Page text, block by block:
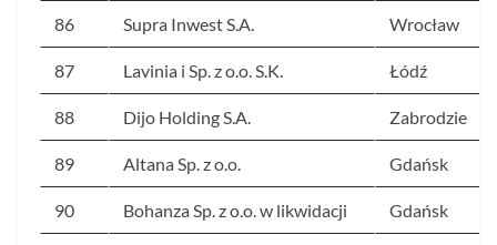
86 Supra Inwest S.A. Wrocław
87 Lavinia i Sp. z o.o. S.K. Łódź
88 Dijo Holding S.A. Zabrodzie
89 Altana Sp. z o.o. Gdańsk
90 Bohanza Sp. z o.o. w likwidacji Gdańsk